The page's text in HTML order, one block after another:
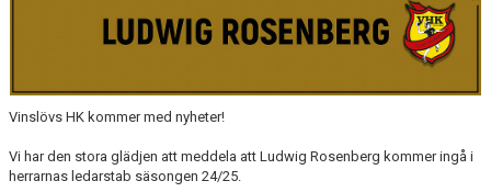
HERRARNAS RESULTAT & TABELL
Vinslövs HK kommer med nyheter!
Vi har den stora glädjen att meddela att Ludwig Rosenberg kommer ingå i
herrarnas ledarstab säsongen 24/25.